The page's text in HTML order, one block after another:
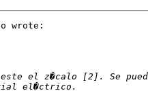
wrote: